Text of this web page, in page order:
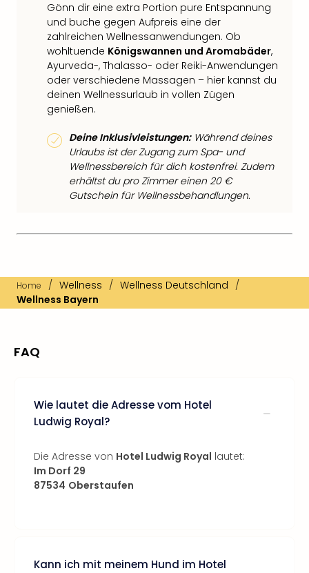
Gönn dir eine extra Portion pure Entspannung
und buche gegen Aufpreis eine der
zahlreichen Wellnessanwendungen. Ob
wohltuende Königswannen und Aromabäder,
Ayurveda-, Thalasso- oder Reiki-Anwendungen
oder verschiedene Massagen – hier kannst du
deinen Wellnessurlaub in vollen Zügen
genießen.
Deine Inklusivleistungen:Während deines
Urlaubs ist der Zugang zum Spa- und
Wellnessbereich für dich kostenfrei. Zudem
erhältst du pro Zimmer einen 20 €
Gutschein für Wellnessbehandlungen.
Home / Wellness / Wellness Deutschland /
Wellness Bayern
FAQ
Wie lautet die Adresse vom Hotel
Ludwig Royal?
Die Adresse von Hotel Ludwig Royal lautet:
Im Dorf 29
87534 Oberstaufen
Kann ich mit meinem Hund im Hotel